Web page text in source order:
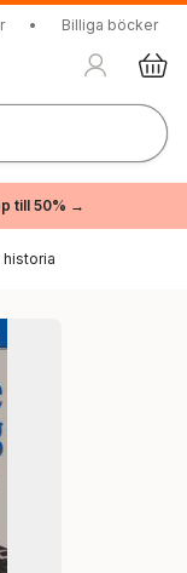
• Billiga böcker
till 50% →